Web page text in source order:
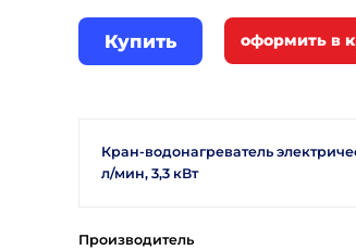
Купить
Кран-водонагреватель
л/мин, 3,3 кВт
Производитель